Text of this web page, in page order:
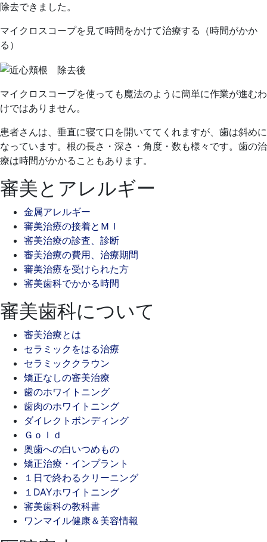
除去できました。
マイクロスコープを見て時間をかけて治療する（時間がかか
る）
マイクロスコープを使っても魔法のように簡単に作業が進むわ
けではありません。
患者さんは、垂直に寝て口を開いててくれますが、歯は斜めに
なっています。根の長さ・深さ・角度・数も様々です。歯の治
療は時間がかかることもあります。
審美とアレルギー
金属アレルギー
審美治療の接着とＭＩ
審美治療の診査、診断
審美治療の費用、治療期間
審美治療を受けられた方
審美歯科でかかる時間
審美歯科について
審美治療とは
セラミックをはる治療
セラミッククラウン
矯正なしの審美治療
歯のホワイトニング
歯肉のホワイトニング
ダイレクトボンディング
Ｇｏｌｄ
奥歯への白いつめもの
矯正治療・インプラント
１日で終わるクリーニング
１DAYホワイトニング
審美歯科の教科書
ワンマイル健康＆美容情報